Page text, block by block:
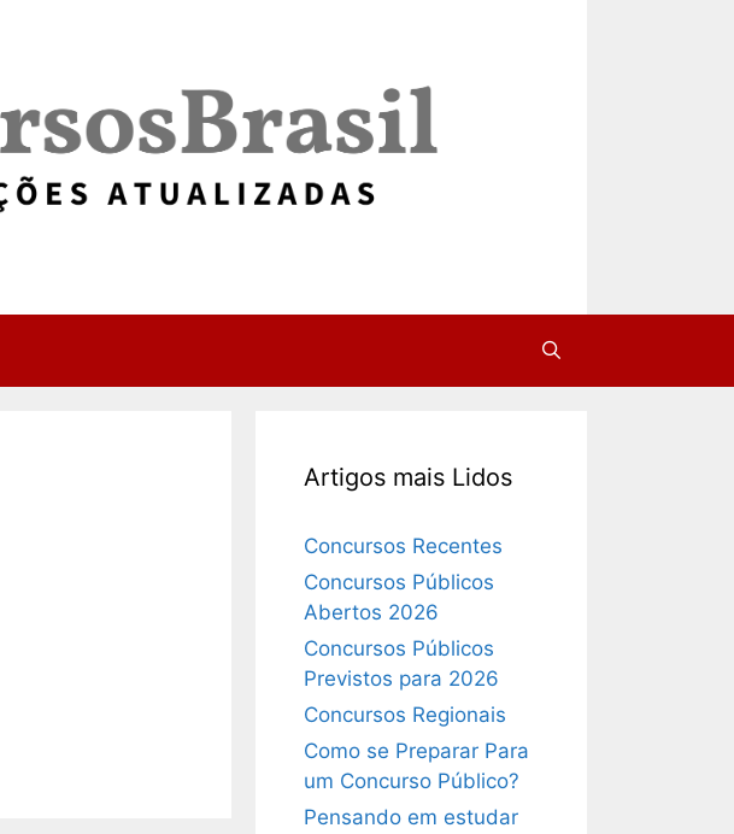
Artigos mais Lidos
Concursos Recentes
Concursos Públicos
Abertos 2026
Concursos Públicos
Previstos para 2026
Concursos Regionais
Como se Preparar Para
um Concurso Público?
Pensando em estudar